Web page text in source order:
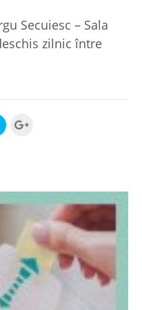
Secuiesc – Sala
zilnic între